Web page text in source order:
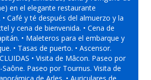
en el elegante restaurante
• Café y té después del almuerzo y la
y cena de bienvenida. • Cena de
• Maleteros para el embarque y
• Tasas de puerto. • Ascensor.
• Visita de Mâcon. Paseo por
Paseo por Tournus. Visita de
de Arles. • Auriculares de